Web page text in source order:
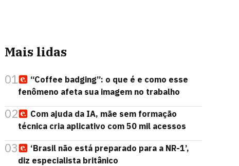
Mais lidas
01
“Coffee badging”: o que é e como esse
fenômeno afeta sua imagem no trabalho
02
Com ajuda da IA, mãe sem formação
técnica cria aplicativo com 50 mil acessos
03
‘Brasil não está preparado para a NR-1’,
diz especialista britânico